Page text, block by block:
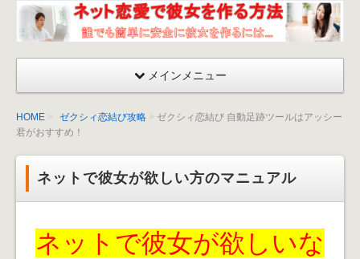
ネッ
ト恋
彼女
法〜
出会
い
方・
メインメニュー
HOME ゼクシィ恋結び攻略
ゼクシィ恋結び 自動足跡ツールはアッシー
君がおすすめ！
ネットで彼女が欲しい方のマニュアル
ネットで彼女が欲しいな